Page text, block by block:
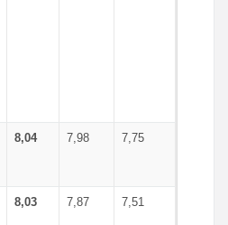
8,04 7,98 7,75
8,03 7,87 7,51